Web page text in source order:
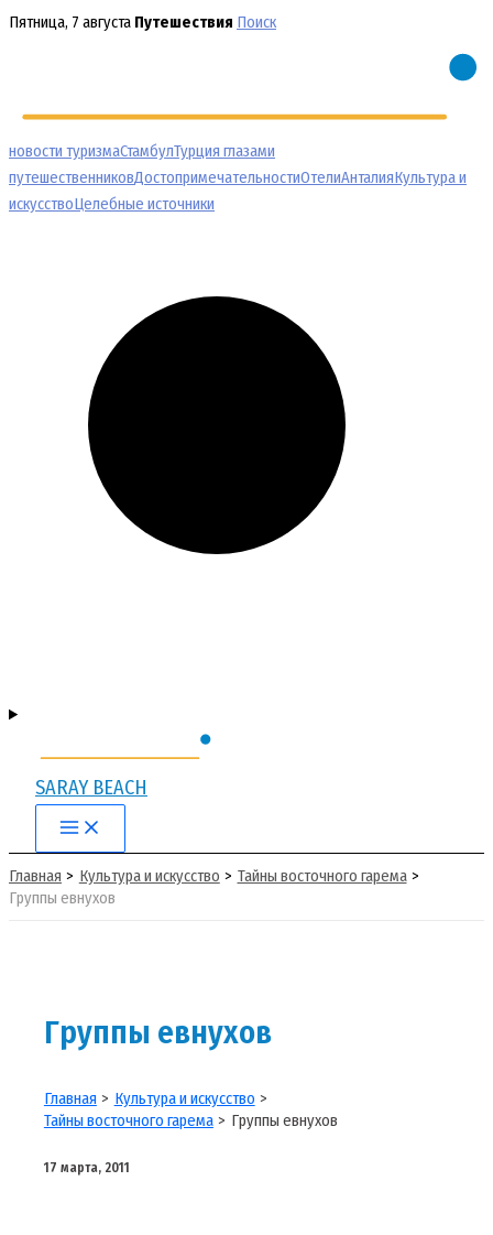
Перейти
Пятница, 7 августа Путешествия Поиск
новости туризмаСтамбулТурция глазами
путешественниковДостопримечательностиОтелиАнталияКультура и
искусствоЦелебные источники
SARAY BEACH
Main
Menu
Главная Культура и искусство
Тайны восточного гарема
Группы евнухов
Группы евнухов
Главная
Культура и искусство
Тайны восточного гарема
Группы евнухов
17 марта, 2011